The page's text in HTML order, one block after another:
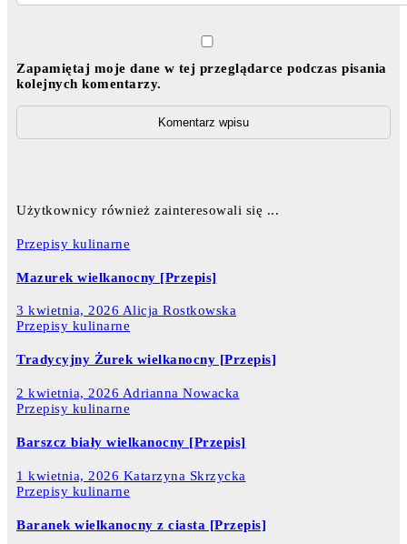
Zapamiętaj moje dane w tej przeglądarce podczas pisania
kolejnych komentarzy.
Użytkownicy również zainteresowali się ...
Przepisy kulinarne
Mazurek wielkanocny [Przepis]
3 kwietnia, 2026 Alicja Rostkowska
Przepisy kulinarne
Tradycyjny Żurek wielkanocny [Przepis]
2 kwietnia, 2026 Adrianna Nowacka
Przepisy kulinarne
Barszcz biały wielkanocny [Przepis]
1 kwietnia, 2026 Katarzyna Skrzycka
Przepisy kulinarne
Baranek wielkanocny z ciasta [Przepis]